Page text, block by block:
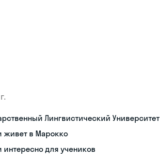
Лингвистический Университет
живет в Марокко
интересно для учеников